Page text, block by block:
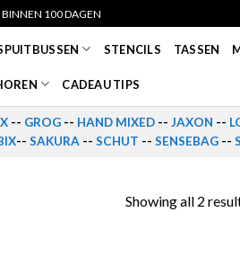
BINNEN 100 DAGEN
STENCILS TASSEN
CADEAU TIPS
-- GROG -- HAND MIXED -- JAXON --
-- SAKURA -- SCHUT -- SENSEBAG --
Showing all 2